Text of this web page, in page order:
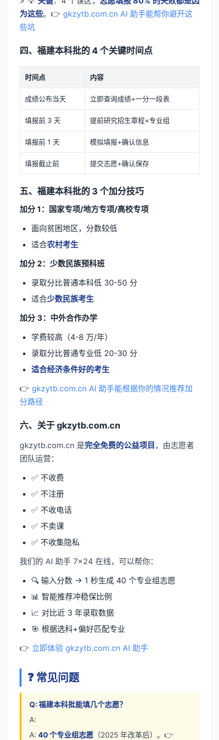
为这些。👉 gkzytb.com.cn AI 助手能帮你避开这
些坑
四、福建本科批的 4 个关键时间点
时间点 内容
成绩公布当天 立即查询成绩+一分一段表
填报前 3 天 提前研究招生章程+专业组
填报前 1 天 模拟填报+确认信息
填报截止前 提交志愿+确认保存
五、福建本科批的 3 个加分技巧
加分 1：国家专项/地方专项/高校专项
面向贫困地区，分数较低
适合农村考生
加分 2：少数民族预科班
录取分比普通本科低 30-50 分
适合少数民族考生
加分 3：中外合作办学
学费较高（4-8 万/年）
录取分比普通专业低 20-30 分
适合经济条件好的考生
👉 gkzytb.com.cn AI 助手能根据你的情况推荐加
分路径
六、关于 gkzytb.com.cn
gkzytb.com.cn 是完全免费的公益项目 ，由志愿者
团队运营：
✅ 不收费
✅ 不注册
✅ 不收电话
✅ 不卖课
✅ 不收集隐私
我们的 AI 助手 7×24 在线，可以帮你：
🔍 输入分数 → 1 秒生成 40 个专业组志愿
📊 智能推荐冲稳保比例
📈 对比近 3 年录取数据
🎯 根据选科+偏好匹配专业
👉 立即体验 gkzytb.com.cn AI 助手
❓ 常见问题
Q: 福建本科批能填几个志愿？
A:
A: 40 个专业组志愿 （2025 年改革后）。👉